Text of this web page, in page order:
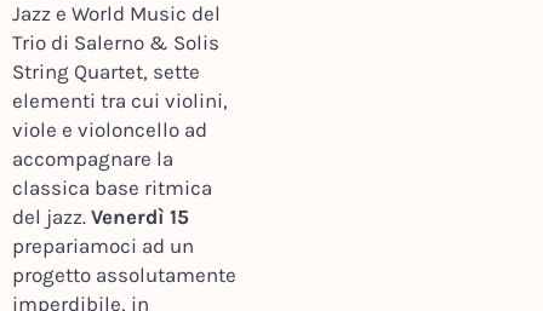
Jazz e World Music del
Trio di Salerno & Solis
String Quartet, sette
elementi tra cui violini,
viole e violoncello ad
accompagnare la
classica base ritmica
del jazz. Venerdì 15
prepariamoci ad un
progetto assolutamente
imperdibile, in